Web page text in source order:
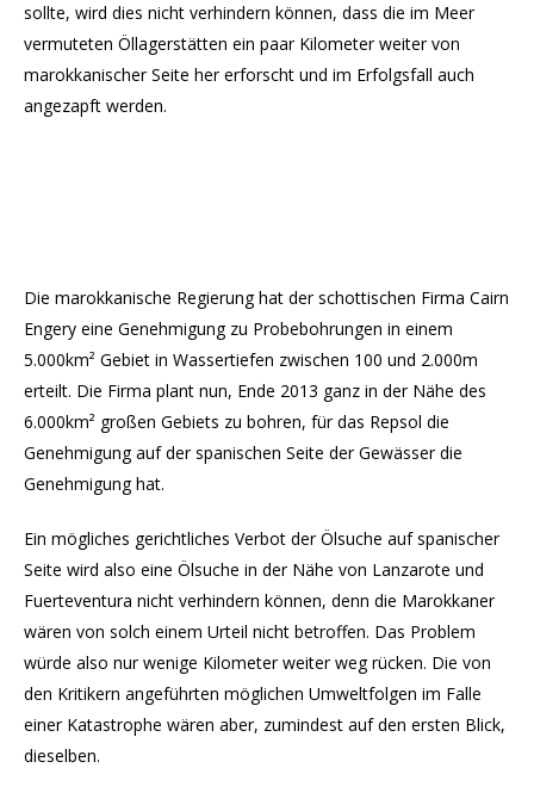
sollte, wird dies nicht verhindern können, dass die im Meer
vermuteten Öllagerstätten ein paar Kilometer weiter von
marokkanischer Seite her erforscht und im Erfolgsfall auch
angezapft werden.
Die marokkanische Regierung hat der schottischen Firma Cairn
Engery eine Genehmigung zu Probebohrungen in einem
5.000km² Gebiet in Wassertiefen zwischen 100 und 2.000m
erteilt. Die Firma plant nun, Ende 2013 ganz in der Nähe des
6.000km² großen Gebiets zu bohren, für das Repsol die
Genehmigung auf der spanischen Seite der Gewässer die
Genehmigung hat.
Ein mögliches gerichtliches Verbot der Ölsuche auf spanischer
Seite wird also eine Ölsuche in der Nähe von Lanzarote und
Fuerteventura nicht verhindern können, denn die Marokkaner
wären von solch einem Urteil nicht betroffen. Das Problem
würde also nur wenige Kilometer weiter weg rücken. Die von
den Kritikern angeführten möglichen Umweltfolgen im Falle
einer Katastrophe wären aber, zumindest auf den ersten Blick,
dieselben.